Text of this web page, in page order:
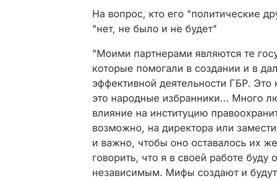
d
e
o
На вопрос, кто его "политические
"нет, не было и не будет"
"Моими партнерами являются те
которые помогали в создании и в
эффективной деятельности ГБР.
это народные избранники... Много
влияние на институцию
возможно, на директора или
и важно, чтобы оно оставалось их
говорить, что я в своей работе буду
независимым. Мифы создают и